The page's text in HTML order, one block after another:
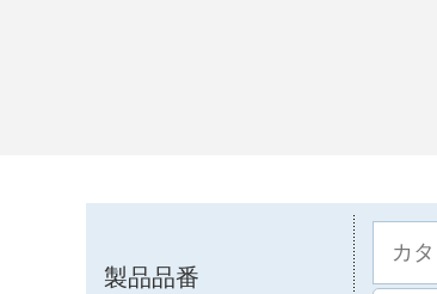
製品品番